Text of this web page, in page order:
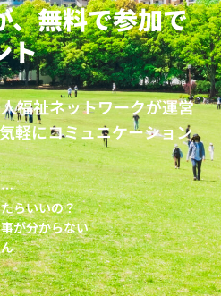
、無料で参加で
ト
福祉ネットワークが運営
軽にコミュニケーション
…
らいいの？
が分からない